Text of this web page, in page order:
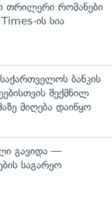
თრილერი რომანები
ის სია
ბანკის
შექმნილ
მიღება დაიწყო
გავიდა —
საგარეო